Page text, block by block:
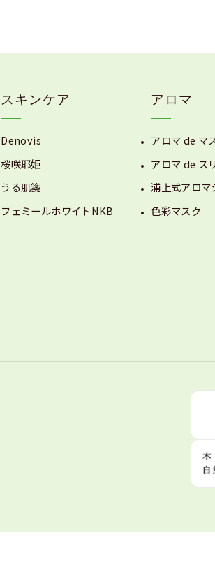
スキンケア
Denovis
桜咲耶姫
うる肌箋
フェミールホワイトNKB
アロマ
アロマ de マ
アロマ de ス
浦上式アロマ
色彩マスク